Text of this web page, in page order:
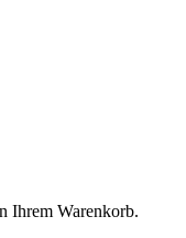
Ihrem Warenkorb.